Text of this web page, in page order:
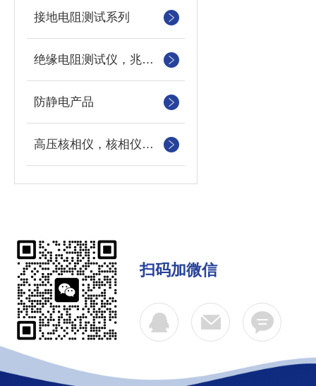
接地电阻测试系列
绝缘电阻测试仪，兆欧表，摇表，电动摇表
防静电产品
高压核相仪，核相仪，高压核相器，高压定向器
扫码加微信